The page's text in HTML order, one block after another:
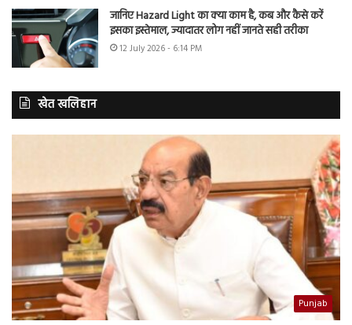
जानिए Hazard Light का क्या काम है, कब और कैसे करें
इसका इस्तेमाल, ज्यादातर लोग नहीं जानते सही तरीका
12 July 2026 - 6:14 PM
खेत खलिहान
Punjab